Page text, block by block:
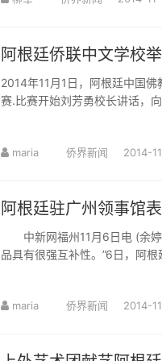
阿根廷侨联中文学校
2014年11月1日，阿根廷中国
赛.比赛开始刘芳勇校长讲话，
maria 侨界新闻 2014-
阿根廷驻广州领事馆
中新网福州11月6日电 (余婷
品具有很强互补性。”6日，阿
maria 侨界新闻 2014-